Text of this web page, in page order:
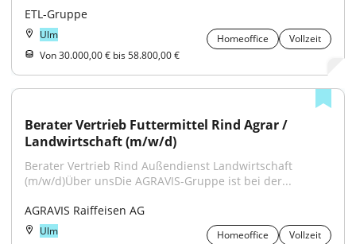
ETL-Gruppe
Ulm Homeoffice
Vollzeit
Von 30.000,00 € bis 58.800,00 €
Berater Vertrieb Futtermittel Rind Agrar /
Landwirtschaft (m/w/d)
Berater Vertrieb Rind Außendienst Landwirtschaft
(m/w/d)Über unsDie AGRAVIS-Gruppe ist bei der...
AGRAVIS Raiffeisen AG
Ulm Homeoffice
Vollzeit